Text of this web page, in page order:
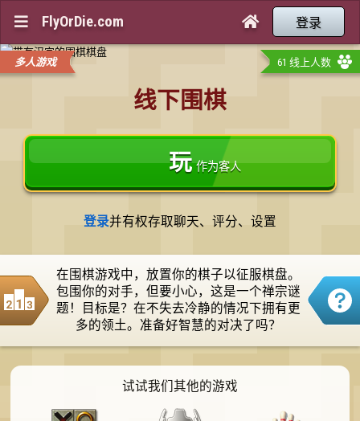
 FlyOrDie.com  登录
多人游戏 61 线上人数
线下围棋
玩 作为客人
登录并有权存取聊天、评分、设置
在围棋游戏中，放置你的棋子以征服棋盘。
包围你的对手，但要小心，这是一个禅宗谜
题！目标是？在不失去冷静的情况下拥有更
多的领土。准备好智慧的对决了吗？
试试我们其他的游戏
OK